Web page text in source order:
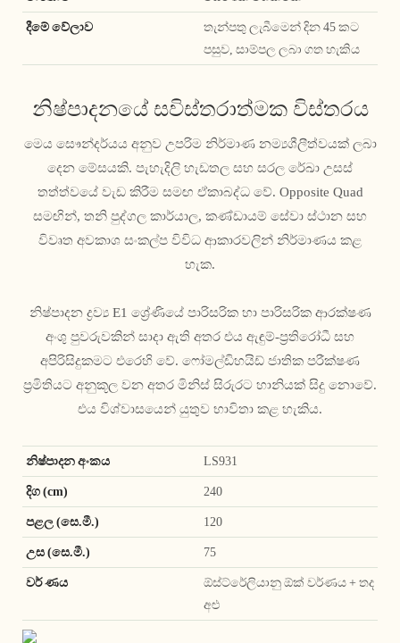
දීමේ වේලාව
තැන්පතු ලැබීමෙන් දින 45 කට
පසුව, සාම්පල ලබා ගත හැකිය
නිෂ්පාදනයේ සවිස්තරාත්මක විස්තරය
මෙය සෞන්දර්යය අනුව උපරිම නිර්මාණ නම්‍යශීලීත්වයක් ලබා
දෙන මේසයකි. පැහැදිලි හැඩතල සහ සරල රේඛා උසස්
තත්ත්වයේ වැඩ කිරීම සමඟ ඒකාබද්ධ වේ. Opposite Quad
සමඟින්, තනි පුද්ගල කාර්යාල, කණ්ඩායම් සේවා ස්ථාන සහ
විවෘත අවකාශ සංකල්ප විවිධ ආකාරවලින් නිර්මාණය කළ
හැක.
නිෂ්පාදන ද්‍රව්‍ය E1 ශ්‍රේණියේ පාරිසරික හා පාරිසරික ආරක්ෂණ
අංශු පුවරුවකින් සාදා ඇති අතර එය ඇඳුම්-ප්‍රතිරෝධී සහ
අපිරිසිදුකමට එරෙහි වේ. ෆෝමල්ඩිහයිඩ් ජාතික පරීක්ෂණ
ප්‍රමිතියට අනුකූල වන අතර මිනිස් සිරුරට හානියක් සිදු නොවේ.
එය විශ්වාසයෙන් යුතුව භාවිතා කළ හැකිය.
නිෂ්පාදන අංකය LS931
දිග (cm) 240
පළල (සෙ.මී.) 120
උස (සෙ.මී.) 75
වර් ණය
ඕස්ට්රේලියානු ඕක් වර්ණය + තද
අළු